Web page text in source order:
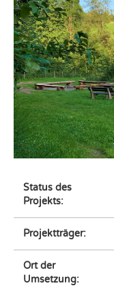
Status des
Projekts:
Projektträger:
Ort der
Umsetzung: